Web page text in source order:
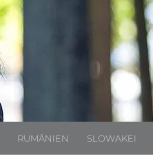
RUMÄNIEN SLOWAKEI